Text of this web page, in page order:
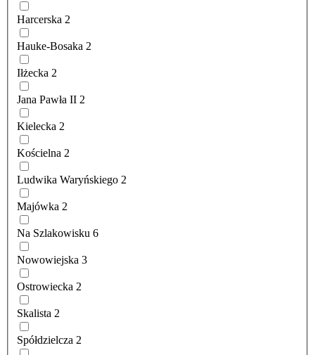
Harcerska 2
Hauke-Bosaka 2
Iłżecka 2
Jana Pawła II 2
Kielecka 2
Kościelna 2
Ludwika Waryńskiego 2
Majówka 2
Na Szlakowisku 6
Nowowiejska 3
Ostrowiecka 2
Skalista 2
Spółdzielcza 2